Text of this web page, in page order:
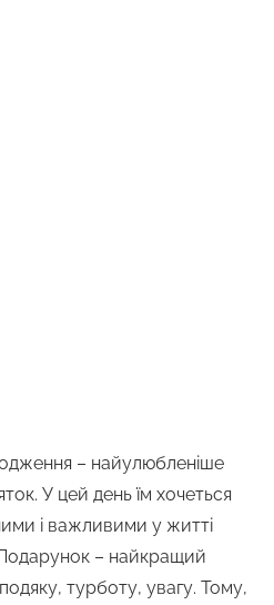
– найулюбленіше
У цей день їм хочеться
і важливими у житті
– найкращий
турботу, увагу. Тому,